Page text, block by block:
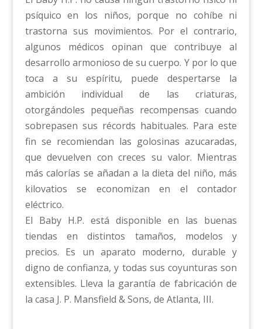
psíquico en los niños, porque no cohíbe ni
trastorna sus movimientos. Por el contrario,
algunos médicos opinan que contribuye al
desarrollo armonioso de su cuerpo. Y por lo que
toca a su espíritu, puede despertarse la
ambición individual de las criaturas,
otorgándoles pequeñas recompensas cuando
sobrepasen sus récords habituales. Para este
fin se recomiendan las golosinas azucaradas,
que devuelven con creces su valor. Mientras
más calorías se añadan a la dieta del niño, más
kilovatios se economizan en el contador
eléctrico.
El Baby H.P. está disponible en las buenas
tiendas en distintos tamaños, modelos y
precios. Es un aparato moderno, durable y
digno de confianza, y todas sus coyunturas son
extensibles. Lleva la garantía de fabricación de
la casa J. P. Mansfield & Sons, de Atlanta, III.